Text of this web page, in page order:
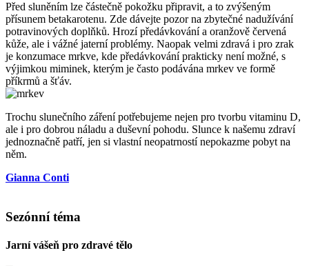
Před sluněním lze částečně pokožku připravit, a to zvýšeným
přísunem betakarotenu. Zde dávejte pozor na zbytečné nadužívání
potravinových doplňků. Hrozí předávkování a oranžově červená
kůže, ale i vážné jaterní problémy. Naopak velmi zdravá i pro zrak
je konzumace mrkve, kde předávkování prakticky není možné, s
výjimkou miminek, kterým je často podávána mrkev ve formě
příkrmů a šťáv.
Trochu slunečního záření potřebujeme nejen pro tvorbu vitaminu D,
ale i pro dobrou náladu a duševní pohodu. Slunce k našemu zdraví
jednoznačně patří, jen si vlastní neopatrností nepokazme pobyt na
něm.
Gianna Conti
Sezónní téma
Jarní vášeň pro zdravé tělo